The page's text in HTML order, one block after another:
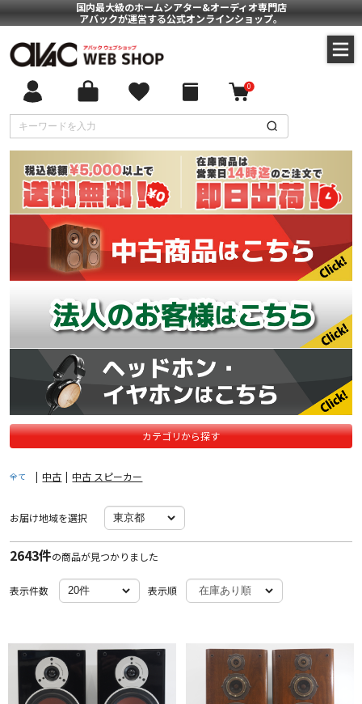
国内最大級のホームシアター&オーディオ専門店
アバックが運営する公式オンラインショップ。
0
カテゴリから探す
全て | 中古 | 中古 スピーカー
お届け地域を選択
2643件の商品が見つかりました
表示件数 表示順